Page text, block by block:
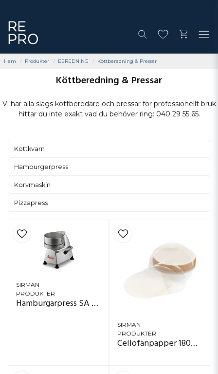
Hem Produkter BEREDNING Köttberedning & Pressar
Köttberedning & Pressar
Vi har alla slags köttberedare och pressar för professionellt bruk
hittar du inte exakt vad du behöver ring: 040 29 55 65.
Köttkvarn
Hamburgerpress
Korvmaskin
Pizzapress
SIRMAN
PRODUKTER
Hamburgarpress SA 100 - 150
SIRMAN
PRODUKTER
Cellofanpapper 180mm